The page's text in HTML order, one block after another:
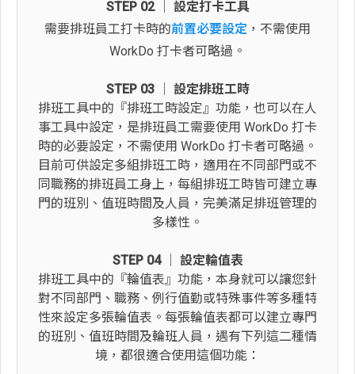
STEP 02 │ 設定打卡工具
需要排班員工打卡時的前置必要設定 ，不需使用
WorkDo 打卡者可略過。
STEP 03 │ 設定排班工時
排班工具中的『排班工時設定』功能，也可以在人
事工具中設定，是排班員工需要使用 WorkDo 打卡
時的必要設定，不需使用 WorkDo 打卡者可略過。
目前可供設定多組排班工時，適用在不同部門或不
同職務的排班員工身上，每組排班工時皆可建立專
門的班別、值班時間及人員，完美滿足排班管理的
多樣性。
STEP 04 │ 設定輪值表
排班工具中的『輪值表』功能，本身就可以讓您針
對不同部門、職務、例行值勤或特殊事件等多種特
性來設定多張輪值表。每張輪值表都可以建立專門
的班別、值班時間及輪班人員，遇有下列這二種情
境，都很適合使用這個功能：